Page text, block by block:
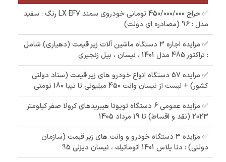
✅ حراج 450/000/000 تومانی خودروی سمند LX EF7 رنگ : سفید
مدل : 96 (مصادره ای دولت)
✅ مزایده اجاره 3 دستگاه ماشین آلات زیر قیمت (دهیاری) شامل
: تراکتور 485 مدل 1401 ، نیسان ، بیل زنجیری
✅ مزایده 57 دستگاه انواع خودرو های زیر قیمت (ستاد دولتی
کشور) + لیست از نیسان وانت 450 میلیونی تا تیبا 180 تومنی
✅ مزایده عمومی 6 دستگاه تویوتا هیبریدهای کرولا صفر کیلومتر
2023 (نقد و اقساط) تا 19 مرداد 1405
✅ مزایده 3 دستگاه خودرو و وانت های زیر قیمت (سازمان
دولتی) : دنا پلاس 1401 اتوماتيك ، نیسان دیزلی 95